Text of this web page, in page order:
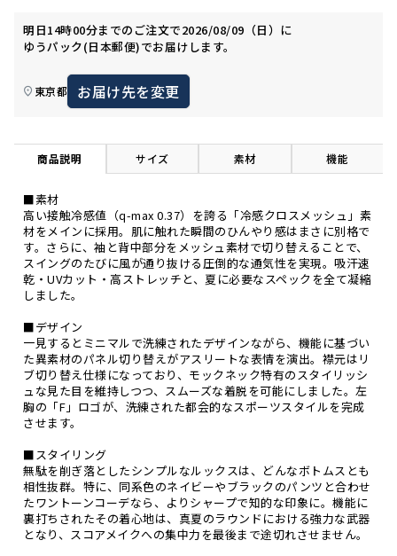
明日14時00分までのご注文で2026/08/09（日） に
ゆうパック(日本郵便)でお届けします。
東京都 お届け先を変更
商品説明 サイズ 素材 機能
■素材
高い接触冷感値（q-max 0.37）を誇る「冷感クロスメッシュ」素
材をメインに採用。肌に触れた瞬間のひんやり感はまさに別格で
す。さらに、袖と背中部分をメッシュ素材で切り替えることで、
スイングのたびに風が通り抜ける圧倒的な通気性を実現。吸汗速
乾・UVカット・高ストレッチと、夏に必要なスペックを全て凝縮
しました。
■デザイン
一見するとミニマルで洗練されたデザインながら、機能に基づい
た異素材のパネル切り替えがアスリートな表情を演出。襟元はリ
ブ切り替え仕様になっており、モックネック特有のスタイリッシ
ュな見た目を維持しつつ、スムーズな着脱を可能にしました。左
胸の「F」ロゴが、洗練された都会的なスポーツスタイルを完成
させます。
■スタイリング
無駄を削ぎ落としたシンプルなルックスは、どんなボトムスとも
相性抜群。特に、同系色のネイビーやブラックのパンツと合わせ
たワントーンコーデなら、よりシャープで知的な印象に。機能に
裏打ちされたその着心地は、真夏のラウンドにおける強力な武器
となり、スコアメイクへの集中力を最後まで途切れさせません。